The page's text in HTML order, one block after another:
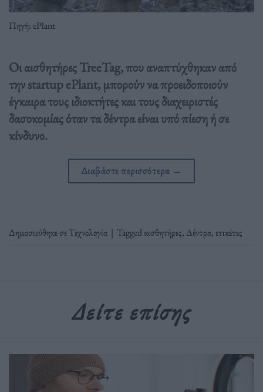
Πηγή: ePlant
Οι αισθητήρες TreeTag, που αναπτύχθηκαν από
την startup ePlant, μπορούν να προειδοποιούν
έγκαιρα τους ιδιοκτήτες και τους διαχειριστές
δασοκομίας όταν τα δέντρα είναι υπό πίεση ή σε
κίνδυνο.
Διαβάστε περισσότερα →
Δημοσιεύθηκε σεΤεχνολογία | Taggedαισθητήρες, Δέντρα, ετικέτες
Δείτε επίσης